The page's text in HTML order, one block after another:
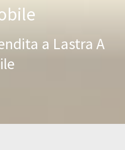
a Lastra A